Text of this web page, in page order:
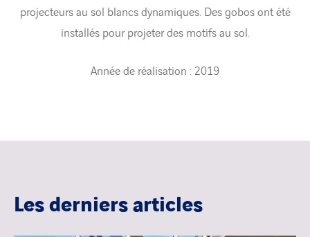
projecteurs au sol blancs dynamiques. Des gobos ont été
installés pour projeter des motifs au sol.
Année de réalisation : 2019
Les derniers articles